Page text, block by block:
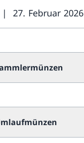
27. Februar 2026